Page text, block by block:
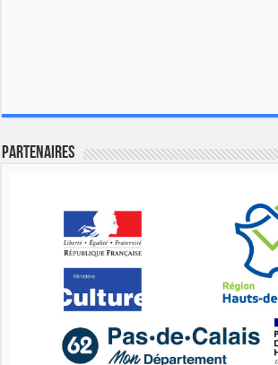
Partenaires